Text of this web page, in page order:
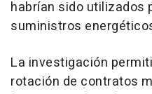
habrían sido utilizados
suministros
La investigación
rotación de contratos